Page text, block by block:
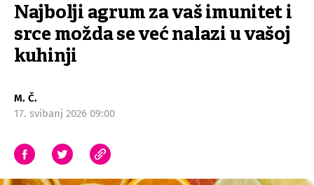
Najbolji agrum za vaš imunitet i
srce možda se već nalazi u vašoj
kuhinji
M. Č.
17. svibanj 2026 09:00